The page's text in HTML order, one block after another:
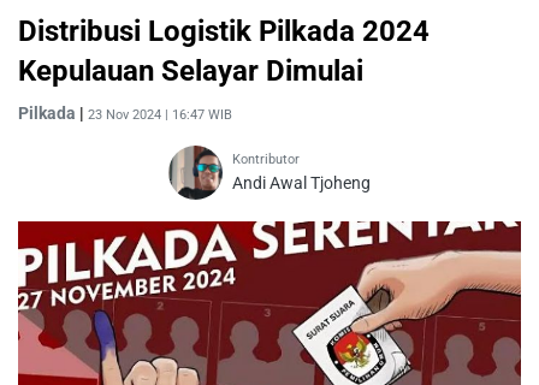
Distribusi Logistik Pilkada 2024
Kepulauan Selayar Dimulai
Pilkada | 23 Nov 2024 | 16:47 WIB
Kontributor
Andi Awal Tjoheng